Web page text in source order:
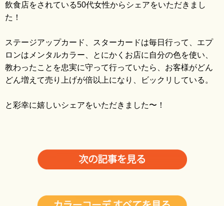
Ame
blo
飲食店をされている50代女性からシェアをいただきまし
た！
ステージアップカード、スターカードは毎日行って、エプ
ロンはメンタルカラー、とにかくお店に自分の色を使い、
教わったことを忠実に守って行っていたら、お客様がどん
どん増えて売り上げが倍以上になり、ビックリしている。
と彩幸に嬉しいシェアをいただきました〜！